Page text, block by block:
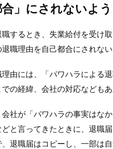
合」にされないよ
するとき、失業給付を受け
職理由を自己都合にされない
由には、「パワハラによる
の経緯、会社の対応なども
社が「パワハラの事実はな
と言ってきたときに、退職
退職届はコピーし、一部は